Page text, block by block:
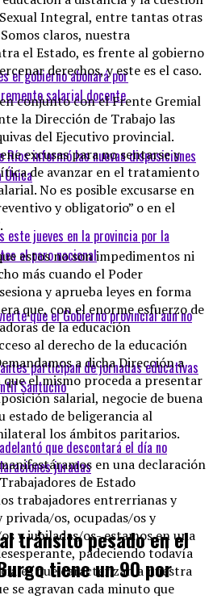
Integral, entre tantas otras
claros, nuestra
el Estado, es frente al gobierno
derechos, y este es el caso.
conjunto con el Frente Gremial
la Dirección de Trabajo las
del Ejecutivo provincial.
excusas para no sentarse y
de avanzar en el tratamiento
No es posible excusarse en
y obligatorio” o en el
estos no son impedimentos ni
más cuando el Poder
y aprueba leyes en forma
que, con el enorme esfuerzo de
de la educación
al derecho de la educación
a dicha Dirección a
el mismo proceda a presentar
salarial, negocie de buena
estado de beligerancia al
los ámbitos paritarios.
en una declaración
de Estado
trabajadores entrerrianas y
os, ocupadas/os y
y jubiladas/os- estamos en una
padeciendo todavía
que caracterizan a nuestra
se agravan cada minuto que
el gobierno abonará por
salarial docente
Ríos informó las nuevas disposiciones
Única
este jueves en la provincia por la
al paro nacional
que el Gobierno provincial aún no
participan de jornadas educativas
Santucho
que descontará el día no
juradas
tránsito pesado en el
tiene un 90 por